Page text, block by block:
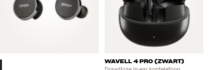
WAVELL 4 PRO (ZWART)